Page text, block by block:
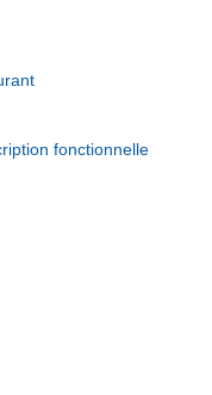
fonctionnelle